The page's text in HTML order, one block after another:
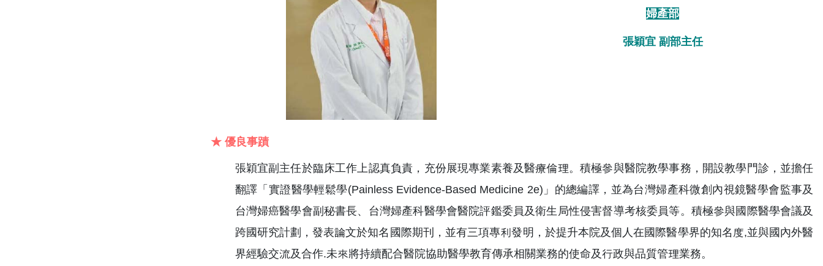
婦產部
張穎宜 副部主任
★ 優良事蹟
張穎宜副主任於臨床工作上認真負責，充份展現專業素養及醫療倫理。積極參與醫院教學事務，開設教學門診，並擔任
翻譯「實證醫學輕鬆學(Painless Evidence-Based Medicine 2e)」的總編譯，並為台灣婦產科微創內視鏡醫學會監事及
台灣婦癌醫學會副秘書長、台灣婦產科醫學會醫院評鑑委員及衛生局性侵害督導考核委員等。積極參與國際醫學會議及
跨國研究計劃，發表論文於知名國際期刊，並有三項專利發明，於提升本院及個人在國際醫學界的知名度,並與國內外醫
界經驗交流及合作.未來將持續配合醫院協助醫學教育傳承相關業務的使命及行政與品質管理業務。